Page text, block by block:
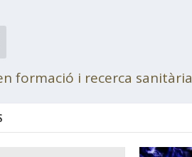
formació i recerca sanitària